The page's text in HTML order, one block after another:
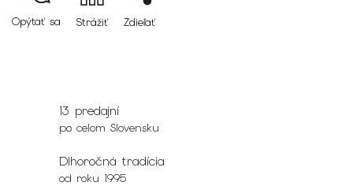
Opýtať sa Strážiť Zdieľať
13 predajní
po celom Slovensku
Dlhoročná tradícia
od roku 1995